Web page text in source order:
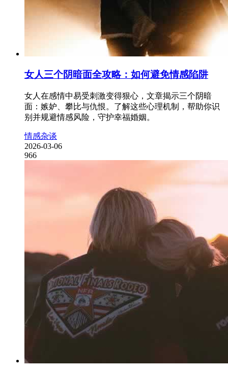
女人三个阴暗面全攻略：如何避免情感陷阱
女人在感情中易受刺激变得狠心，文章揭示三个阴暗
面：嫉妒、攀比与仇恨。了解这些心理机制，帮助你识
别并规避情感风险，守护幸福婚姻。
情感杂谈
2026-03-06
966